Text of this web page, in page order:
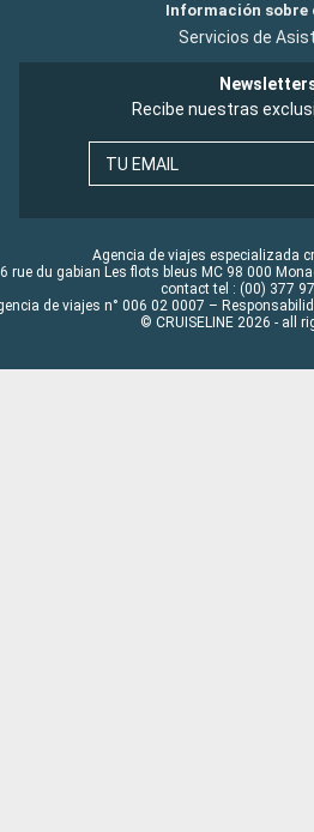
Información sobre
Servicios de
Recibe nuestras
TU EMAIL
Agencia de viajes especializada
rue du gabian Les flots bleus MC 98 000
contact tel : (00) 377
de viajes n° 006 02 0007 –
© CRUISELINE 2026 - all